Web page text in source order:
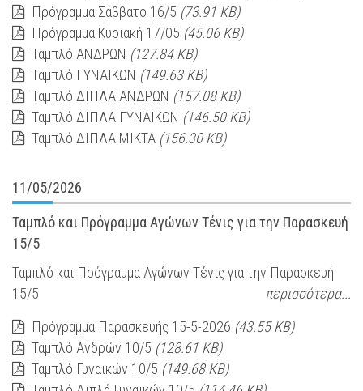
Πρόγραμμα Σάββατο 16/5 (73.91 KB)
Πρόγραμμα Κυριακή 17/05 (45.06 KB)
Ταμπλό ΑΝΔΡΩΝ (127.84 KB)
Ταμπλό ΓΥΝΑΙΚΩΝ (149.63 KB)
Ταμπλό ΔΙΠΛΑ ΑΝΔΡΩΝ (157.08 KB)
Ταμπλό ΔΙΠΛΑ ΓΥΝΑΙΚΩΝ (146.50 KB)
Ταμπλό ΔΙΠΛΑ ΜΙΚΤΑ (156.30 KB)
11/05/2026
Ταμπλό και Πρόγραμμα Αγώνων Τένις για την Παρασκευή
15/5
Ταμπλό και Πρόγραμμα Αγώνων Τένις για την Παρασκευή
15/5
περισσότερα...
Πρόγραμμα Παρασκευής 15-5-2026 (43.55 KB)
Ταμπλό Ανδρών 10/5 (128.61 KB)
Ταμπλό Γυναικών 10/5 (149.68 KB)